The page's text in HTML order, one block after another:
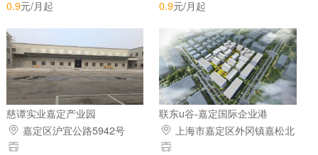
0.9元/月起
0.9元/月起
慈谭实业嘉定产业园
嘉定区沪宜公路5942号
联东u谷-嘉定国际企业港
上海市嘉定区外冈镇嘉松北
路与恒裕路交汇处